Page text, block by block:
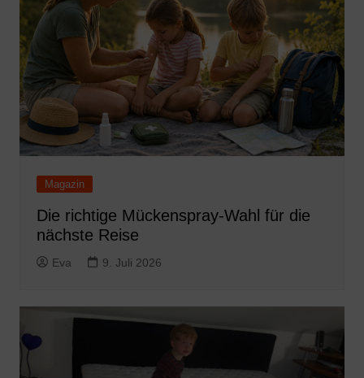
Magazin
Die richtige Mückenspray-Wahl für die
nächste Reise
Eva 9. Juli 2026